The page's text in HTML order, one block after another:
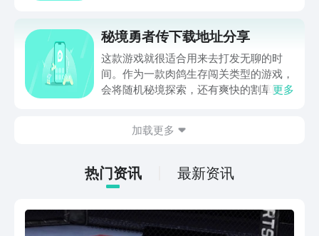
app进行下载会更加方便，九游是手游福
利最多的游戏平台，在这里不仅能够看到
游戏资源，还能及时查看后续的消息、活
动内容等相关信息。
秘境勇者传下载地址分享
这款游戏就很适合用来去打发无聊的时
间。作为一款肉鸽生存闯关类型的游戏，
会将随机秘境探索，还有爽快的割草闯关
接就可以下载。游戏的上手门槛还是比较
打发无聊的时间，可玩性真的比较高。
更多
加载更多
热门资讯 最新资讯